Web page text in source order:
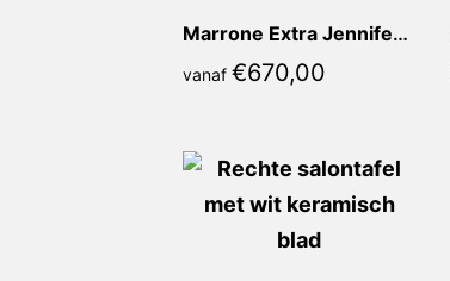
Marrone Extra Jennifer Recht
vanaf €670,00